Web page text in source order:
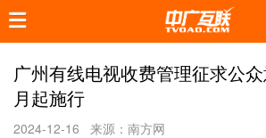
广州有线电视收费管理征求公
月起施行
2024-12-16 来源：南方网